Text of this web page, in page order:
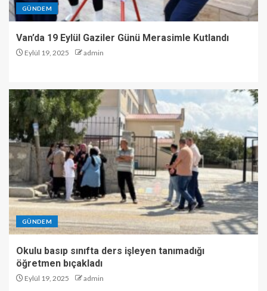
GÜNDEM
Van’da 19 Eylül Gaziler Günü Merasimle Kutlandı
Eylül 19, 2025 admin
GÜNDEM
Okulu basıp sınıfta ders işleyen tanımadığı
öğretmen bıçakladı
Eylül 19, 2025 admin